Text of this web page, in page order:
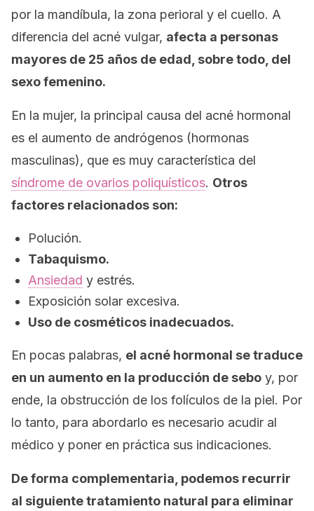
por la mandíbula, la zona perioral y el cuello. A
diferencia del acné vulgar, afecta a personas
mayores de 25 años de edad, sobre todo, del
sexo femenino.
En la mujer, la principal causa del acné hormonal
es el aumento de andrógenos (hormonas
masculinas), que es muy característica del
síndrome de ovarios poliquísticos. Otros
factores relacionados son:
Polución.
Tabaquismo.
Ansiedad y estrés.
Exposición solar excesiva.
Uso de cosméticos inadecuados.
En pocas palabras, el acné hormonal se traduce
en un aumento en la producción de sebo y, por
ende, la obstrucción de los folículos de la piel. Por
lo tanto, para abordarlo es necesario acudir al
médico y poner en práctica sus indicaciones.
De forma complementaria, podemos recurrir
al siguiente tratamiento natural para eliminar